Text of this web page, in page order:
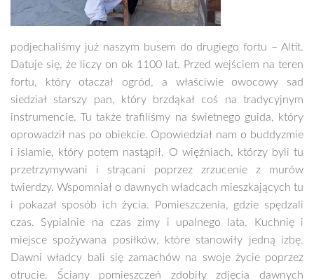
podjechaliśmy już naszym busem do drugiego fortu – Altit.
Datuje się, że liczy on ok 1100 lat. Przed wejściem na teren
fortu, który otaczał ogród, a właściwie owocowy sad
siedział starszy pan, który brzdąkał coś na tradycyjnym
instrumencie. Tu także trafiliśmy na świetnego guida, który
oprowadził nas po obiekcie. Opowiedział nam o buddyzmie
i islamie, który potem nastąpił. O więźniach, którzy byli tu
przetrzymywani i strącani poprzez zrzucenie z murów
twierdzy. Wspomniał o dawnych władcach mieszkających tu
i pokazał sposób ich życia. Pomieszczenia, gdzie spędzali
czas. Sypialnie na czas zimy i upalnego lata. Kuchnię i
miejsce spożywana posiłków, które stanowiły jedną izbę.
Dawni władcy bali się zamachów na swoje życie poprzez
otrucie. Ściany pomieszczeń zdobiły zdjęcia dawnych